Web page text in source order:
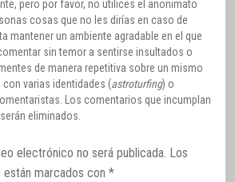
pero por favor, no utilices el anonimato
cosas que no les dirías en caso de
mantener un ambiente agradable en el que
sin temor a sentirse insultados o
de manera repetitiva sobre un mismo
varias identidades (astroturfing) o
Los comentarios que incumplan
eliminados.
electrónico no será publicada. Los
marcados con *